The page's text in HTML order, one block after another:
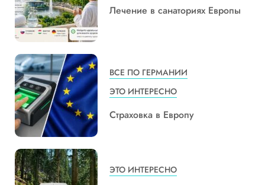
Лечение в санаториях Европы
ВСЕ ПО ГЕРМАНИИ
ЭТО ИНТЕРЕСНО
Страховка в Европу
ЭТО ИНТЕРЕСНО